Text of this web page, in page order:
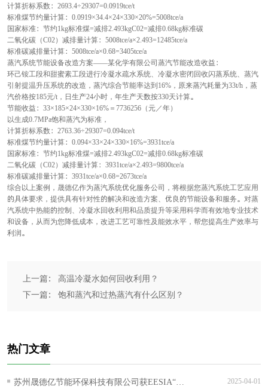
计算折标系数：2693.4÷29307=0.0919tce/t
标准煤节约量计算：0.0919×34.4×24×330×20%=5008tce/a
国家标准：节约1kg标准煤=减排2.493kgC02=减排0.68kg标准碳
二氧化碳（C02）减排量计算：5008tce/a×2.493=12485tce/a
标准碳减排量计算：5008tce/a×0.68=3405tce/a
蒸汽系统节能设备改造方案——某化学有限公司蒸汽节能改造收益：
环己铵工段和甜蜜素工段进行冷凝水疏水系统、冷凝水密闭回收闪蒸系统、蒸汽
引射提温升压系统的改造，蒸汽综合节能率达到16%，原来蒸汽耗量为33t/h，蒸
汽价格按185元/t，日生产24小时，年生产天数按330天计算。
节能收益：33×185×24×330×16%＝7736256（元／年）
以生成0.7MPa饱和蒸汽为标准，
计算折标系数：2763.36÷29307=0.094tce/t
标准煤节约量计算：0.094×33×24×330×16%=3931tce/a
国家标准：节约1kg标准煤=减排2.493kgC02=减排0.68kg标准碳
二氧化碳（C02）减排量计算：3931tce/a×2.493=9800tce/a
标准碳减排量计算：3931tce/a×0.68=2673tce/a
综合以上案例，晟德亿作为蒸汽系统优化服务公司，将根据您蒸汽系统工艺应用
的具体要求，提供具有针对性的解决和改造方案、优良的节能设备和服务。对蒸
汽系统中热能的控制、冷凝水回收利用和品质提升等采用科学而有效地专业技术
和设备，从而为您降低成本，改进工艺可靠性及能效水平，帮您提高生产效率与
利润。
上一篇： 高温冷凝水如何回收利用？
下一篇： 饱和蒸汽和过热蒸汽有什么区别？
热门文章
苏州晟德亿节能环保科技有限公司获EESIA“节
2025-04-01